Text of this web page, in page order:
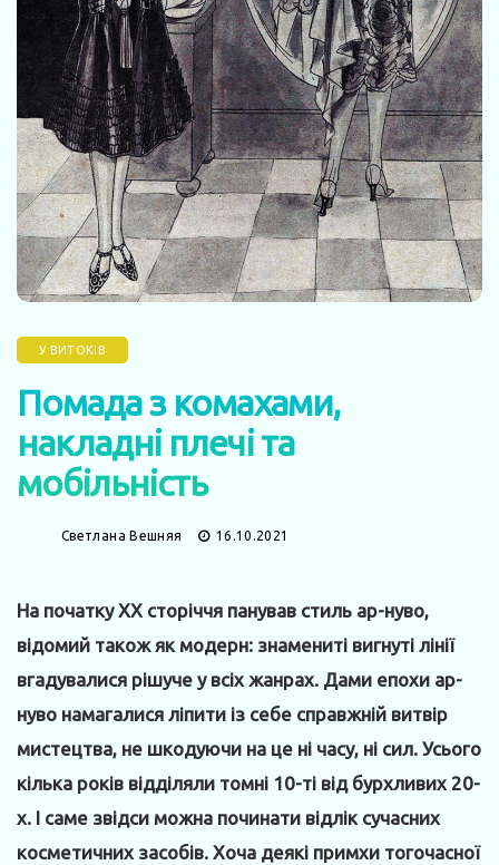
У ВИТОКІВ
Помада з комахами,
накладні плечі та
мобільність
Светлана Вешняя 16.10.2021
На початку XX сторіччя панував стиль ар-нуво,
відомий також як модерн: знамениті вигнуті лінії
вгадувалися рішуче у всіх жанрах. Дами епохи ар-
нуво намагалися ліпити із себе справжній витвір
мистецтва, не шкодуючи на це ні часу, ні сил. Усього
кілька років відділяли томні 10-ті від бурхливих 20-
х. І саме звідси можна починати відлік сучасних
косметичних засобів. Хоча деякі примхи тогочасної